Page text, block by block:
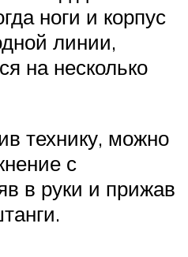
ноги и корпус
линии,
на несколько
технику, можно
с
в руки и прижав